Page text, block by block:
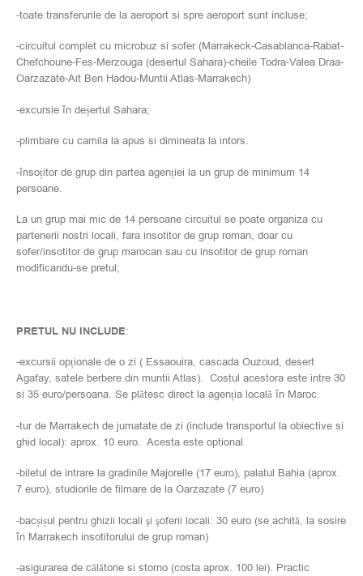
-toate transferurile de la aeroport si spre aeroport sunt incluse;
-circuitul complet cu microbuz si sofer (Marrakeck-Casablanca-Rabat-
Chefchoune-Fes-Merzouga (desertul Sahara)-cheile Todra-Valea Draa-
Oarzazate-Ait Ben Hadou-Muntii Atlas-Marrakech)
-excursie în deșertul Sahara;
-plimbare cu camila la apus si dimineata la intors.
-însoțitor de grup din partea agenției la un grup de minimum 14
persoane.
La un grup mai mic de 14 persoane circuitul se poate organiza cu
partenerii nostri locali, fara insotitor de grup roman, doar cu
sofer/insotitor de grup marocan sau cu insotitor de grup roman
modificandu-se pretul;
PRETUL NU INCLUDE:
-excursii opționale de o zi ( Essaouira, cascada Ouzoud, desert
Agafay, satele berbere din muntii Atlas). Costul acestora este intre 30
si 35 euro/persoana. Se plătesc direct la agenția locală în Maroc.
-tur de Marrakech de jumatate de zi (include transportul la obiective si
ghid local): aprox. 10 euro. Acesta este optional.
-biletul de intrare la gradinile Majorelle (17 euro), palatul Bahia (aprox.
7 euro), studiorile de filmare de la Oarzazate (7 euro)
-bacșișul pentru ghizii locali şi şoferii locali: 30 euro (se achită, la sosire
în Marrakech insotitorului de grup roman)
-asigurarea de călătorie si storno (costa aprox. 100 lei). Practic